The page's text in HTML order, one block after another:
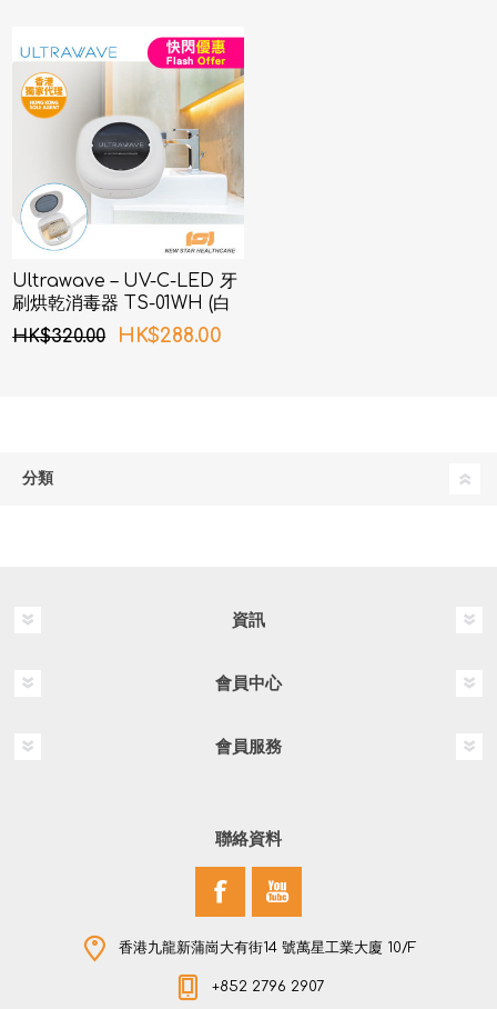
Ultrawave – UV-C-LED 牙
刷烘乾消毒器 TS-01WH (白
色)
HK$320.00 HK$288.00
分類
資訊
會員中心
會員服務
聯絡資料
香港九龍新蒲崗大有街14 號萬星工業大廈 10/F
+852 2796 2907